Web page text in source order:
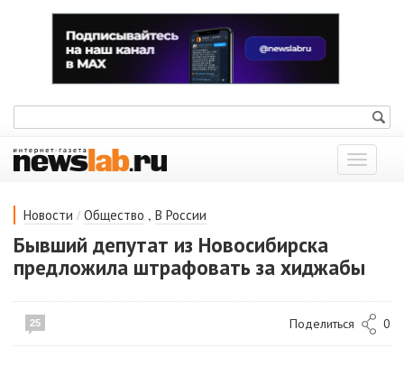
Показать
меню
Новости / Общество , В России
Бывший депутат из Новосибирска
предложила штрафовать за хиджабы
25 Поделиться 0